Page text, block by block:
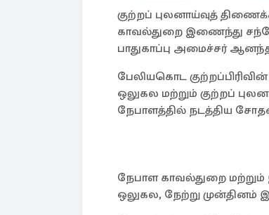
குற்றப் புலனாய்வுத்
காவல்துறை இணைந்து
பாதுகாப்பு அமைச்சர்
பேலியகொட
ஒலுகல மற்றும் குற்றப்
நேபாளத்தில் நடத்திய
நேபாள காவல்துறை
ஒலுகல, நேற்று முன்தினம்